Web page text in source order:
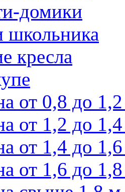
домики
школьника
кресла
от 0,8 до
от 1,2 до
от 1,4 до
от 1,6 до